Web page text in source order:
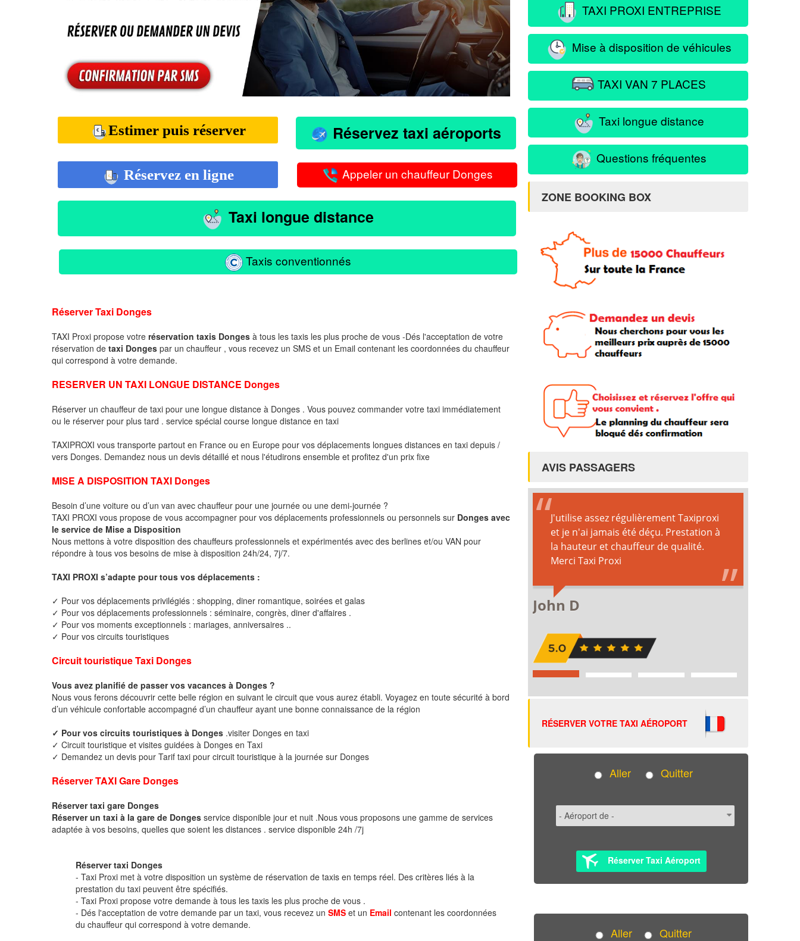
Estimer puis réserver Réservez taxi aéroports
Réservez en ligne Appeler un chauffeur Donges
Taxi longue distance
Taxis conventionnés
Réserver Taxi Donges
TAXI Proxi propose votre réservation taxis Donges à tous les taxis les plus proche de vous -Dés l'acceptation de votre
réservation de taxi Donges par un chauffeur , vous recevez un SMS et un Email contenant les coordonnées du chauffeur
qui correspond à votre demande.
RESERVER UN TAXI LONGUE DISTANCE Donges
Réserver un chauffeur de taxi pour une longue distance à Donges . Vous pouvez commander votre taxi immédiatement
ou le réserver pour plus tard . service spécial course longue distance en taxi
TAXIPROXI vous transporte partout en France ou en Europe pour vos déplacements longues distances en taxi depuis /
vers Donges. Demandez nous un devis détaillé et nous l'étudirons ensemble et profitez d'un prix fixe
MISE A DISPOSITION TAXI Donges
Besoin d’une voiture ou d’un van avec chauffeur pour une journée ou une demi-journée ?
TAXI PROXI vous propose de vous accompagner pour vos déplacements professionnels ou personnels sur Donges avec
le service de Mise a Disposition
Nous mettons à votre disposition des chauffeurs professionnels et expérimentés avec des berlines et/ou VAN pour
répondre à tous vos besoins de mise à disposition 24h/24, 7j/7.
TAXI PROXI s’adapte pour tous vos déplacements :
✓ Pour vos déplacements privilégiés : shopping, diner romantique, soirées et galas
✓ Pour vos déplacements professionnels : séminaire, congrès, diner d'affaires .
✓ Pour vos moments exceptionnels : mariages, anniversaires ..
✓ Pour vos circuits touristiques
Circuit touristique Taxi Donges
Vous avez planifié de passer vos vacances à Donges ?
Nous vous ferons découvrir cette belle région en suivant le circuit que vous aurez établi. Voyagez en toute sécurité à bord
d’un véhicule confortable accompagné d’un chauffeur ayant une bonne connaissance de la région
✓ Pour vos circuits touristiques à Donges .visiter Donges en taxi
✓ Circuit touristique et visites guidées à Donges en Taxi
✓ Demandez un devis pour Tarif taxi pour circuit touristique à la journée sur Donges
Réserver TAXI Gare Donges
Réserver taxi gare Donges
Réserver un taxi à la gare de Donges service disponible jour et nuit .Nous vous proposons une gamme de services
adaptée à vos besoins, quelles que soient les distances . service disponible 24h /7j
Réserver taxi Donges
- Taxi Proxi met à votre disposition un système de réservation de taxis en temps réel. Des critères liés à la
prestation du taxi peuvent être spécifiés.
- Taxi Proxi propose votre demande à tous les taxis les plus proche de vous .
- Dés l'acceptation de votre demande par un taxi, vous recevez un SMS et un Email contenant les coordonnées
du chauffeur qui correspond à votre demande.
TAXI PROXI ENTREPRISE
Mise à disposition de véhicules
TAXI VAN 7 PLACES
Taxi longue distance
Questions fréquentes
ZONE BOOKING BOX
AVIS PASSAGERS
RÉSERVER VOTRE TAXI AÉROPORT
Aller Quitter
Réserver Taxi Aéroport
Aller Quitter